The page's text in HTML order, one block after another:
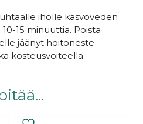
iholle kasvoveden
15 minuuttia. Poista
jäänyt hoitoneste
kosteusvoiteella.